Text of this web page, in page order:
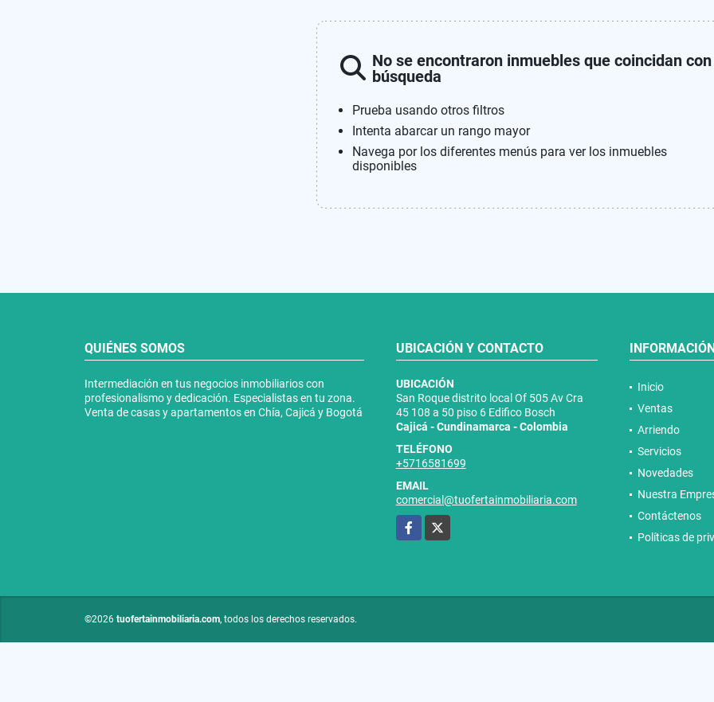
No se encontraron inmuebles que coincidan
búsqueda
Prueba usando otros filtros
Intenta abarcar un rango mayor
Navega por los diferentes menús para ver los inmuebles
disponibles
QUIÉNES SOMOS
Intermediación en tus negocios inmobiliarios con
profesionalismo y dedicación. Especialistas en tu zona.
Venta de casas y apartamentos en Chía, Cajicá y Bogotá
UBICACIÓN Y CONTACTO
UBICACIÓN
San Roque distrito local Of 505 Av Cra
45 108 a 50 piso 6 Edifico Bosch
Cajicá - Cundinamarca - Colombia
TELÉFONO
+5716581699
EMAIL
comercial@tuofertainmobiliaria.com
Facebook
Inicio
Ventas
Arriendo
Servicios
Novedades
Nuestra
Contáctenos
Políticas de
©2026 tuofertainmobiliaria.com, todos los derechos reservados.